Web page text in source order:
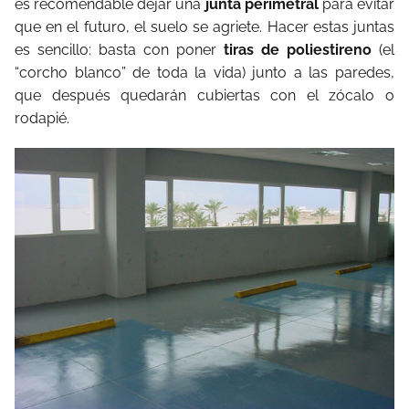
es recomendable dejar una junta perimetralpara evitar
que en el futuro, el suelo se agriete. Hacer estas juntas
es sencillo: basta con poner tiras de poliestireno (el
“corcho blanco” de toda la vida) junto a las paredes,
que después quedarán cubiertas con el zócalo o
rodapié.